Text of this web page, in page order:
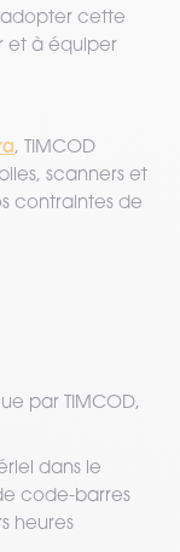
cette
et à équiper
, TIMCOD
scanners et
contraintes de
par TIMCOD,
dans le
code-barres
heures